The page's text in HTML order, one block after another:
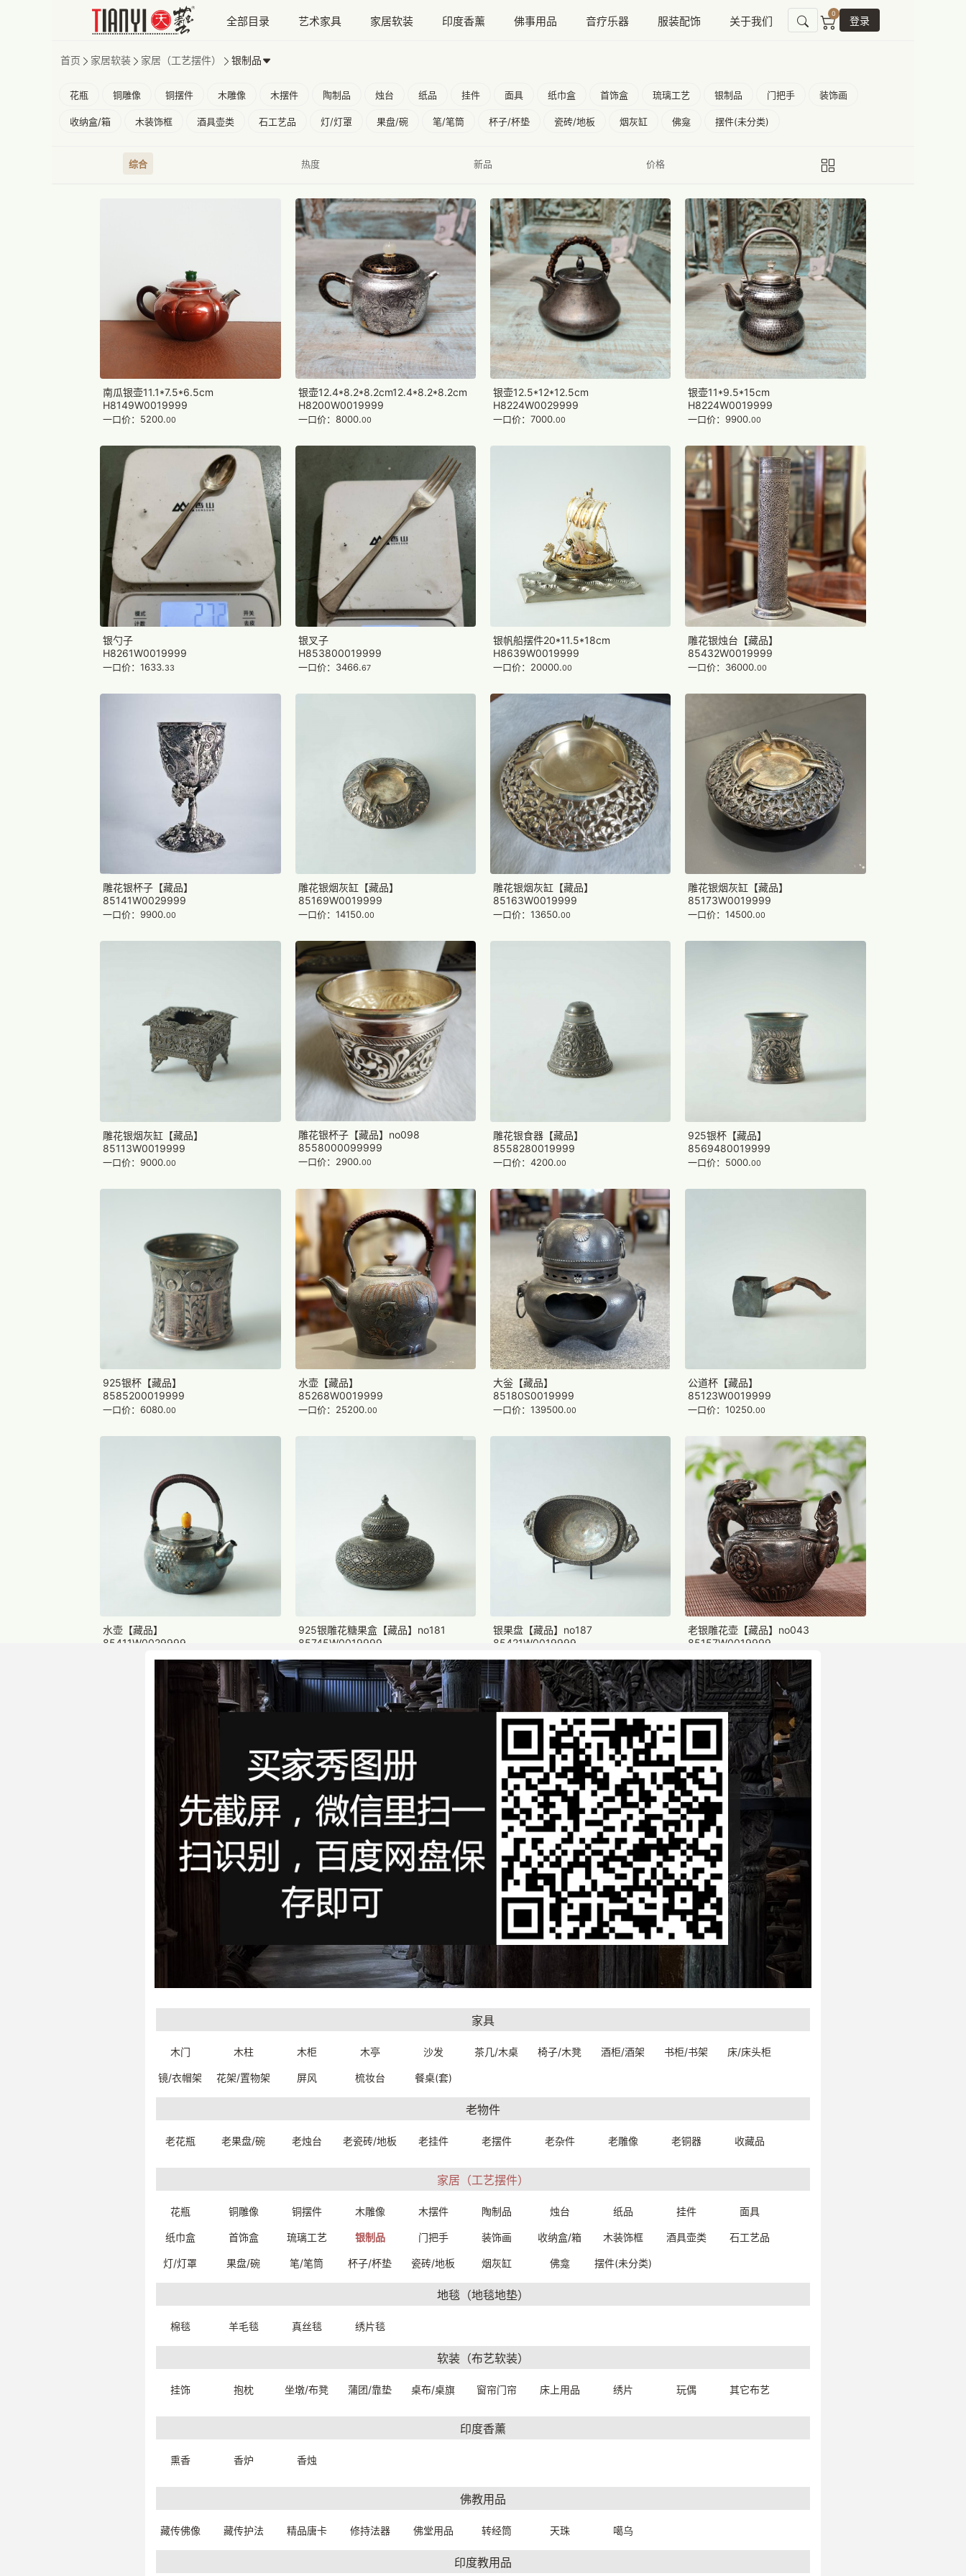
全部目录 艺术家具 家居软装 印度香薰 佛事用品 音疗乐器 服装配饰 关于我们
0
登录
首页 家居软装 家居（工艺摆件） 银制品
花瓶 铜雕像 铜摆件 木雕像 木摆件 陶制品 烛台 纸品 挂件 面具 纸巾盒 首饰盒 琉璃工艺 银制品 门把手 装饰画
收纳盒/箱 木装饰框 酒具壶类 石工艺品 灯/灯罩 果盘/碗 笔/笔筒 杯子/杯垫 瓷砖/地板 烟灰缸 佛龛 摆件(未分类)
综合 热度 新品 价格
南瓜银壶11.1*7.5*6.5cm
H8149W0019999
一口价：5200.00
银壶12.4*8.2*8.2cm12.4*8.2*8.2cm
H8200W0019999
一口价：8000.00
银壶12.5*12*12.5cm
H8224W0029999
一口价：7000.00
银壶11*9.5*15cm
H8224W0019999
一口价：9900.00
银勺子
H8261W0019999
一口价：1633.33
银叉子
H853800019999
一口价：3466.67
银帆船摆件20*11.5*18cm
H8639W0019999
一口价：20000.00
雕花银烛台【藏品】
85432W0019999
一口价：36000.00
雕花银杯子【藏品】
85141W0029999
一口价：9900.00
雕花银烟灰缸【藏品】
85169W0019999
一口价：14150.00
雕花银烟灰缸【藏品】
85163W0019999
一口价：13650.00
雕花银烟灰缸【藏品】
85173W0019999
一口价：14500.00
雕花银烟灰缸【藏品】
85113W0019999
一口价：9000.00
雕花银杯子【藏品】no098
8558000099999
一口价：2900.00
雕花银食器【藏品】
8558280019999
一口价：4200.00
925银杯【藏品】
8569480019999
一口价：5000.00
925银杯【藏品】
8585200019999
一口价：6080.00
水壶【藏品】
85268W0019999
一口价：25200.00
大釡【藏品】
85180S0019999
一口价：139500.00
公道杯【藏品】
85123W0019999
一口价：10250.00
水壶【藏品】
85411W0029999
一口价：34600.00
925银雕花糖果盒【藏品】no181
85745W0019999
一口价：99360.00
银果盘【藏品】no187
85421W0019999
一口价：38000.00
老银雕花壶【藏品】no043
85157W0019999
一口价：10200.00
一口价：102000.
【藏品】
85492S0019999
一口价：450000.00
925银雕花调味瓶（精品）【藏品】
7.1*7.1*7.3cm
2652500019999
925银调料壶（精品）【藏品】
8545380019999
一口价：4080.
925银名片夹（精品）【藏品】
925银油灯（精品）【藏品】
一口价：19833.33
925银雕花摆件（精品）【藏品】
一口价：61250.
925银老摆件（精品）【藏品】
925银多用老摆件（精品）【藏品】
一口价：70833.33
925银多用老摆件（精品）【藏品】
一口价：70833.33
925银雕花摆件（精品）【藏品】
2678180019999
一口价：7800.00
925银雕花摆件（精品）【藏品】
一口价：48000.00
家具
木门 木柱 木柜 木亭 沙发 茶几/木桌 椅子/木凳 酒柜/酒架 书柜/书架 床/床头柜
镜/衣帽架 花架/置物架 屏风 梳妆台 餐桌(套)
老物件
老花瓶 老果盘/碗 老烛台 老瓷砖/地板 老挂件 老摆件 老杂件 老雕像 老铜器 收藏品
家居（工艺摆件）
花瓶 铜雕像 铜摆件 木雕像 木摆件 陶制品 烛台 纸品 挂件 面具
纸巾盒 首饰盒 琉璃工艺 银制品 门把手 装饰画 收纳盒/箱 木装饰框 酒具壶类 石工艺品
灯/灯罩 果盘/碗 笔/笔筒 杯子/杯垫 瓷砖/地板 烟灰缸 佛龛 摆件(未分类)
地毯（地毯地垫）
棉毯 羊毛毯 真丝毯 绣片毯
软装（布艺软装）
挂饰 抱枕 坐墩/布凳 蒲团/靠垫 桌布/桌旗 窗帘门帘 床上用品 绣片 玩偶 其它布艺
印度香薰
熏香 香炉 香烛
佛教用品
藏传佛像 藏传护法 精品唐卡 修持法器 佛堂用品 转经筒 天珠 噶乌
印度教用品